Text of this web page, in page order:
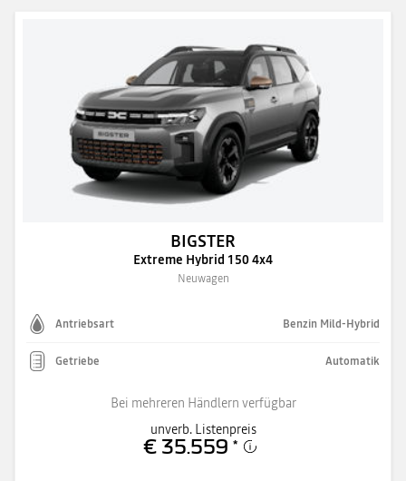
BIGSTER
Extreme Hybrid 150 4x4
Neuwagen
Antriebsart Benzin Mild-Hybrid
Getriebe Automatik
Bei mehreren Händlern verfügbar
unverb. Listenpreis
€ 35.559 *